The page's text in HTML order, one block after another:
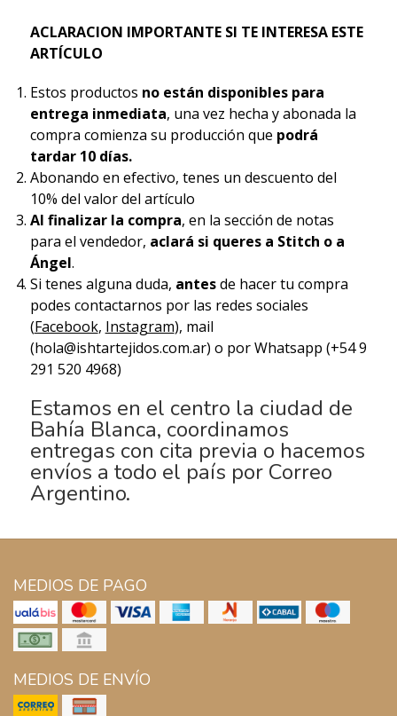
ACLARACION IMPORTANTE SI TE INTERESA ESTE
ARTÍCULO
Estos productos no están disponibles para
entrega inmediata, una vez hecha y abonada la
compra comienza su producción que podrá
tardar 10 días.
Abonando en efectivo, tenes un descuento del
10% del valor del artículo
Al finalizar la compra, en la sección de notas
para el vendedor, aclará si queres a Stitch o a
Ángel.
Si tenes alguna duda, antesde hacer tu compra
podes contactarnos por las redes sociales
(Facebook, Instagram), mail
(hola@ishtartejidos.com.ar) o por Whatsapp (+54 9
291 520 4968)
Estamos en el centro la ciudad de
Bahía Blanca, coordinamos
entregas con cita previa o hacemos
envíos a todo el país por Correo
Argentino.
MEDIOS DE PAGO
MEDIOS DE ENVÍO